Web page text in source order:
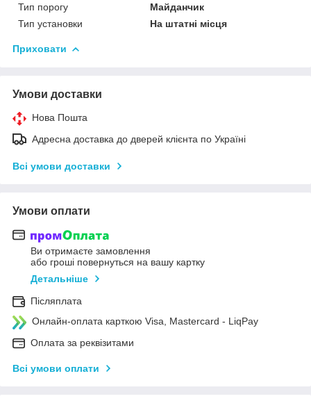
Тип порогу
Майданчик
Тип установки
На штатні місця
Приховати
Умови доставки
Нова Пошта
Адресна доставка до дверей клієнта по Україні
Всі умови доставки
Умови оплати
Ви отримаєте замовлення
або гроші повернуться на вашу картку
Детальніше
Післяплата
Онлайн-оплата карткою Visa, Mastercard - LiqPay
Оплата за реквізитами
Всі умови оплати